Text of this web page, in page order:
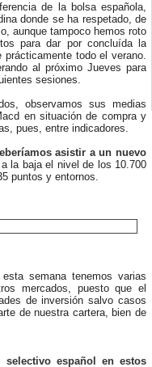
de la bolsa española,
donde se ha respetado, de
aunque tampoco hemos roto
para dar por concluída la
prácticamente todo el verano.
al próximo Jueves para
sesiones.
observamos sus medias
en situación de compra y
pues, entre indicadores.
asistir a un nuevo
la baja el nivel de los 10.700
puntos y entornos.
semana tenemos varias
mercados, puesto que el
de inversión salvo casos
de nuestra cartera, bien de
español en estos